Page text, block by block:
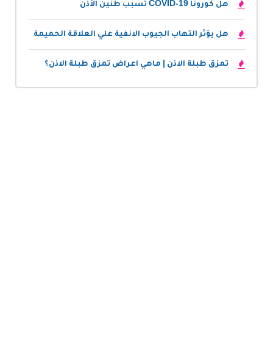
هل كورونا COVID-19 تسبب طنين الأذن
هل يؤثر التهاب الجيوب الانفية علي العلاقة الحميمة
تمزق طبلة الاذن | ماهي اعراض تمزق طبلة الاذن؟